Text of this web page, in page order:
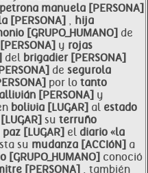
petrona manuela [PERSONA]
[PERSONA] , hija
[GRUPO_HUMANO] de
y rojas
del brigadier [PERSONA]
de segurola
por lo tanto
[PERSONA] y
bolivia [LUGAR] al estado
su terruño
paz [LUGAR] el diario «la
su mudanza [ACCIóN] a
[GRUPO_HUMANO] conoció
[PERSONA] , también